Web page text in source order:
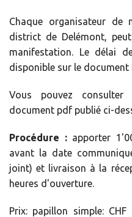
Chaque organisateur de
district de Delémont,
manifestation. Le délai
disponible sur le document
Vous pouvez
document pdf publié ci-
Procédure : apporter
avant la date
joint) et livraison à la
heures d'ouverture.
Prix: papillon simple: